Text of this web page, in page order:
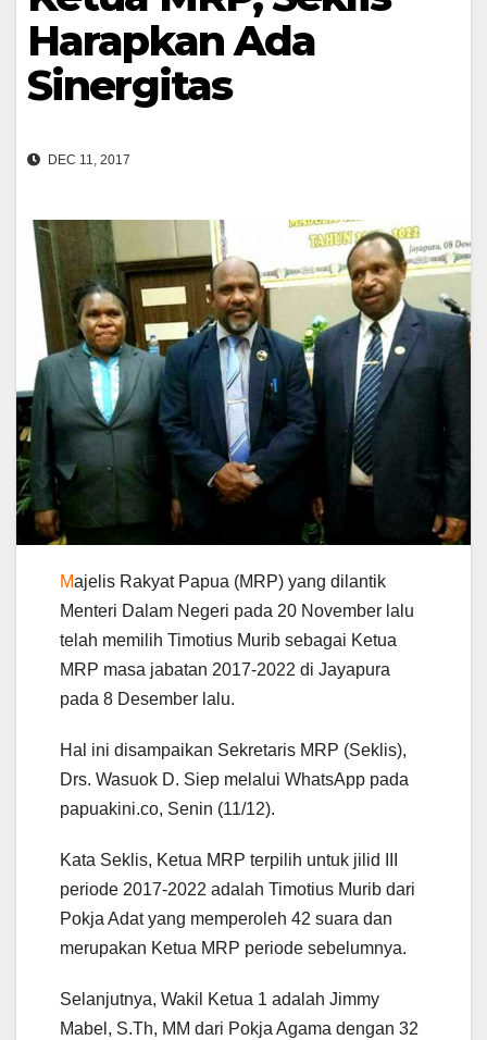
Harapkan Ada
Sinergitas
DEC 11, 2017
Majelis Rakyat Papua (MRP) yang dilantik
Menteri Dalam Negeri pada 20 November lalu
telah memilih Timotius Murib sebagai Ketua
MRP masa jabatan 2017-2022 di Jayapura
pada 8 Desember lalu.
Hal ini disampaikan Sekretaris MRP (Seklis),
Drs. Wasuok D. Siep melalui WhatsApp pada
papuakini.co, Senin (11/12).
Kata Seklis, Ketua MRP terpilih untuk jilid III
periode 2017-2022 adalah Timotius Murib dari
Pokja Adat yang memperoleh 42 suara dan
merupakan Ketua MRP periode sebelumnya.
Selanjutnya, Wakil Ketua 1 adalah Jimmy
Mabel, S.Th, MM dari Pokja Agama dengan 32